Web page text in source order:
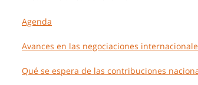
Agenda
Avances en las negociaciones
Qué se espera de las contribuciones